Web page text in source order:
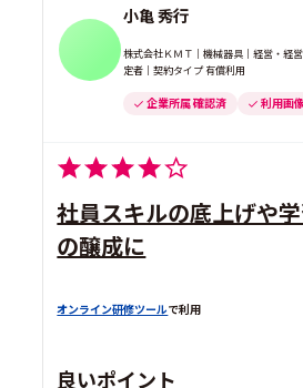
小亀 秀行
株式会社ＫＭＴ｜機械器具｜経営・経
定者｜契約タイプ 有償利用
企業所属 確認済 利用画
社員スキルの底上げや
の醸成に
オンライン研修ツールで利用
良いポイント